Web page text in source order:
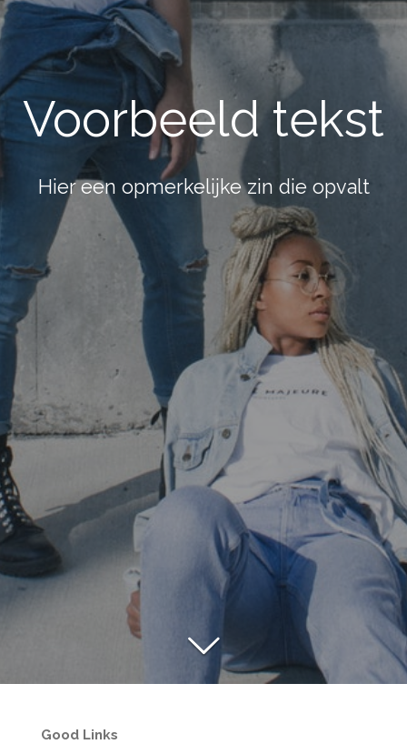
Voorbeeld tekst
Hier een opmerkelijke zin die opvalt
Good Links